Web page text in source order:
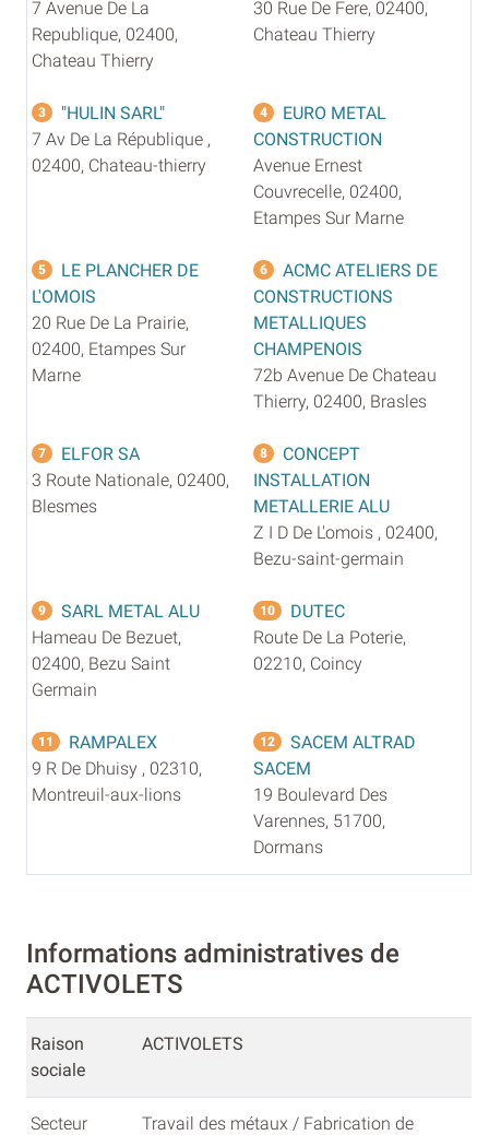
7 Avenue De La
Republique, 02400,
Chateau Thierry
30 Rue De Fere, 02400,
Chateau Thierry
3
"HULIN SARL"
7 Av De La République ,
02400, Chateau-thierry
4
EURO METAL
CONSTRUCTION
Avenue Ernest
Couvrecelle, 02400,
Etampes Sur Marne
5
LE PLANCHER DE
L'OMOIS
20 Rue De La Prairie,
02400, Etampes Sur
Marne
6
ACMC ATELIERS DE
CONSTRUCTIONS
METALLIQUES
CHAMPENOIS
72b Avenue De Chateau
Thierry, 02400, Brasles
7
ELFOR SA
3 Route Nationale, 02400,
Blesmes
8
CONCEPT
INSTALLATION
METALLERIE ALU
Z I D De L'omois , 02400,
Bezu-saint-germain
9
SARL METAL ALU
Hameau De Bezuet,
02400, Bezu Saint
Germain
10
DUTEC
Route De La Poterie,
02210, Coincy
11
RAMPALEX
9 R De Dhuisy , 02310,
Montreuil-aux-lions
12
SACEM ALTRAD
SACEM
19 Boulevard Des
Varennes, 51700,
Dormans
Informations administratives de
ACTIVOLETS
Raison
sociale
ACTIVOLETS
Secteur
Travail des métaux / Fabrication de